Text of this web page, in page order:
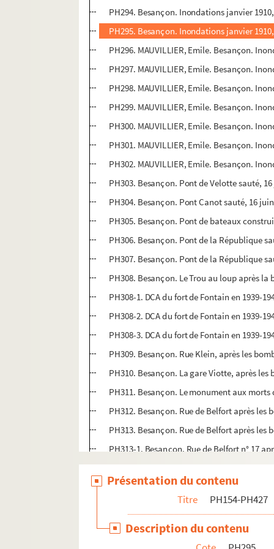
PH294. Besançon. Inondations janvier
PH295. Besançon. Inondations janvier
PH296. MAUVILLIER, Emile. Besançon.
PH297. MAUVILLIER, Emile. Besançon.
PH298. MAUVILLIER, Emile. Besançon.
PH299. MAUVILLIER, Emile. Besançon.
PH300. MAUVILLIER, Emile. Besançon.
PH301. MAUVILLIER, Emile. Besançon.
PH302. MAUVILLIER, Emile. Besançon.
PH303. Besançon. Pont de Velotte sauté,
PH304. Besançon. Pont Canot sauté, 16
PH305. Besançon. Pont de bateaux
PH306. Besançon. Pont de la République
PH307. Besançon. Pont de la République
PH308. Besançon. Le Trou au loup après
PH308-1. DCA du fort de Fontain en 1939-
PH308-2. DCA du fort de Fontain en 1939-
PH308-3. DCA du fort de Fontain en 1939-
PH309. Besançon. Rue Klein, après les
PH310. Besançon. La gare Viotte, après
PH311. Besançon. Le monument aux
PH312. Besançon. Rue de Belfort après les
PH313. Besançon. Rue de Belfort après les
PH313-1. Besançon. Rue de Belfort n° 17
PH314. Besançon. Rue de Belfort après les
PH315. Besançon. Bombe non éclatée
PH316. Besançon. Rue Klein, intérieur de
PH317. Besançon. Rue Klein, intérieur de
PH318. Besançon. Rue de Belfort, n° 17,
Présentation du contenu
Titre PH154-PH427
Description du contenu